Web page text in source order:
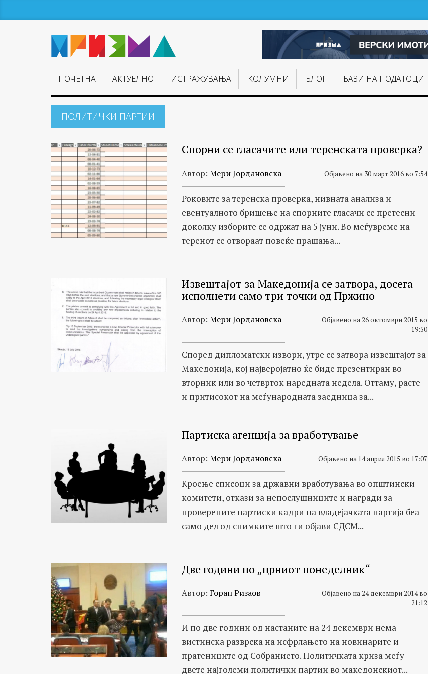
ПОЧЕТНА АКТУЕЛНО ИСТРАЖУВАЊA КОЛУМНИ БЛОГ БАЗИ НА ПОДАТОЦИ
ПОЛИТИЧКИ ПАРТИИ
Спорни се гласачите или теренската проверка?
Автор: Мери Јордановска Објавено на 30 март 2016 во 7:54
Роковите за теренска проверка, нивната анализа и
евентуалното бришење на спорните гласачи се претесни
доколку изборите се одржат на 5 јуни. Во меѓувреме на
теренот се отвораат повеќе прашања...
Извештајот за Македонија се затвора, досега
исполнети само три точки од Пржино
Автор: Мери Јордановска
Објавено на 26 октомври 2015 во
19:50
Според дипломатски извори, утре се затвора извештајот за
Македонија, кој најверојатно ќе биде презентиран во
вторник или во четврток наредната недела. Оттаму, расте
и притисокот на меѓународната заедница за...
Партиска агенција за вработување
Автор: Мери Јордановска Објавено на 14 април 2015 во 17:07
Кроење списоци за државни вработувања во општински
комитети, откази за непослушниците и награди за
проверените партиски кадри на владејачката партија беа
само дел од снимките што ги објави СДСМ...
Две години по „црниот понеделник“
Автор: Горан Ризаов
Објавено на 24 декември 2014 во
21:12
И по две години од настаните на 24 декември нема
вистинска разврска на исфрлањето на новинарите и
пратениците од Собранието. Политичката криза меѓу
двете најголеми политички партии во македонскиот...